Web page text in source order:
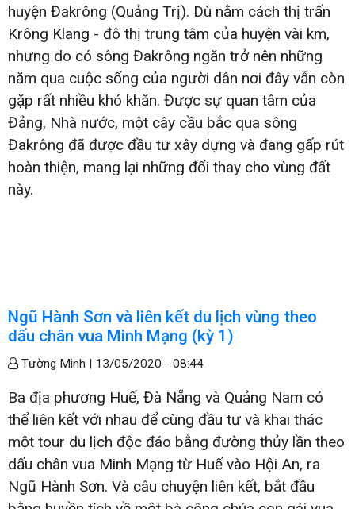
huyện Đakrông (Quảng Trị). Dù nằm cách thị trấn
Krông Klang - đô thị trung tâm của huyện vài km,
nhưng do có sông Đakrông ngăn trở nên những
năm qua cuộc sống của người dân nơi đây vẫn còn
gặp rất nhiều khó khăn. Được sự quan tâm của
Đảng, Nhà nước, một cây cầu bắc qua sông
Đakrông đã được đầu tư xây dựng và đang gấp rút
hoàn thiện, mang lại những đổi thay cho vùng đất
này.
Ngũ Hành Sơn và liên kết du lịch vùng theo
dấu chân vua Minh Mạng (kỳ 1)
Tường Minh | 13/05/2020 - 08:44
Ba địa phương Huế, Đà Nẵng và Quảng Nam có
thể liên kết với nhau để cùng đầu tư và khai thác
một tour du lịch độc đáo bằng đường thủy lần theo
dấu chân vua Minh Mạng từ Huế vào Hội An, ra
Ngũ Hành Sơn. Và câu chuyện liên kết, bắt đầu